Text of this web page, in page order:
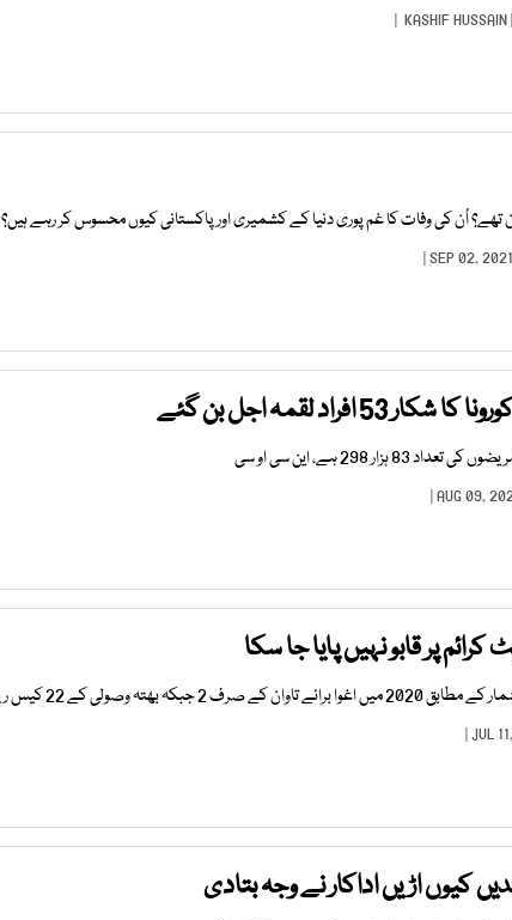
KASHIF HUSSAIN
تھے؟ اُن کی وفات کا غم پوری دنیا کے کشمیری اور پاکستانی کیوں محسوس کر رہے ہیں؟
298 ہے، این سی او سی
پر قابو نہیں پایا جا سکا
2 جبکہ بھتہ وصولی کے 22 کیس رپورٹ
کیوں اڑیں اداکار نے وجہ بتادی